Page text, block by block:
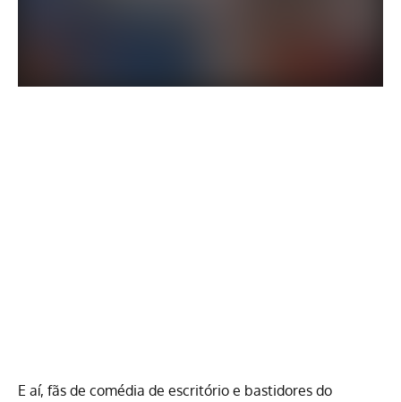
E aí, fãs de comédia de escritório e bastidores do